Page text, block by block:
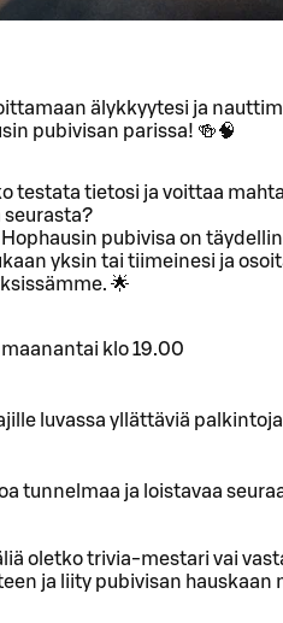
älykkyytesi ja
pubivisan parissa! 🍻🧠
testata tietosi ja voittaa
seurasta?
pubivisa on
yksin tai tiimeinesi ja
🌟
klo 19.00
luvassa yllättäviä
tunnelmaa ja loistavaa
oletko trivia-mestari vai
ja liity pubivisan hauskaan